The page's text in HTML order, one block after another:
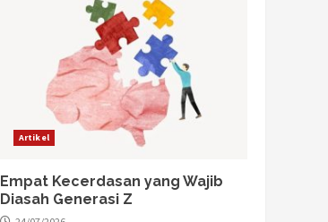
Artikel
Empat Kecerdasan yang Wajib
Diasah Generasi Z